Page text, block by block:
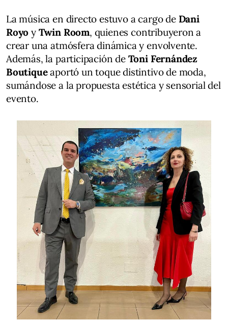
La música en directo estuvo a cargo de Dani
Royo y Twin Room, quienes contribuyeron a
crear una atmósfera dinámica y envolvente.
Además, la participación de Toni Fernández
Boutiqueaportó un toque distintivo de moda,
sumándose a la propuesta estética y sensorial del
evento.